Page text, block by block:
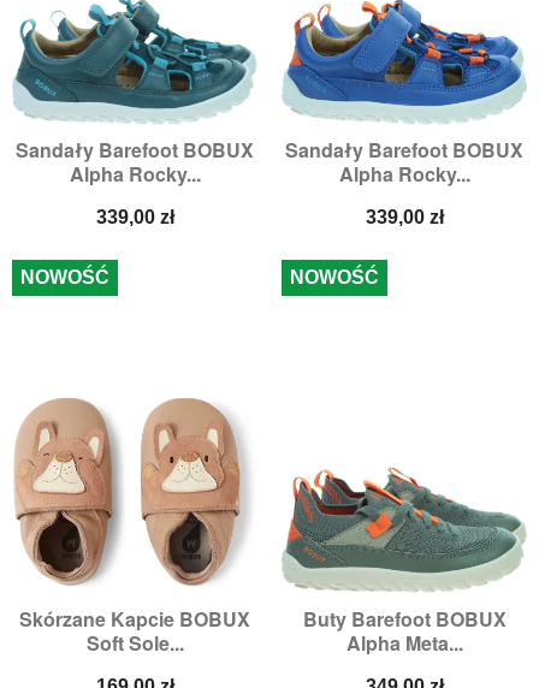
Sandały Barefoot BOBUX
Alpha Rocky...
Cena
339,00 zł
Sandały Barefoot BOBUX
Alpha Rocky...
Cena
339,00 zł
Skórzane Kapcie BOBUX
Soft Sole...
NOWOŚĆ
Buty Barefoot BOBUX
Alpha Meta...
NOWOŚĆ